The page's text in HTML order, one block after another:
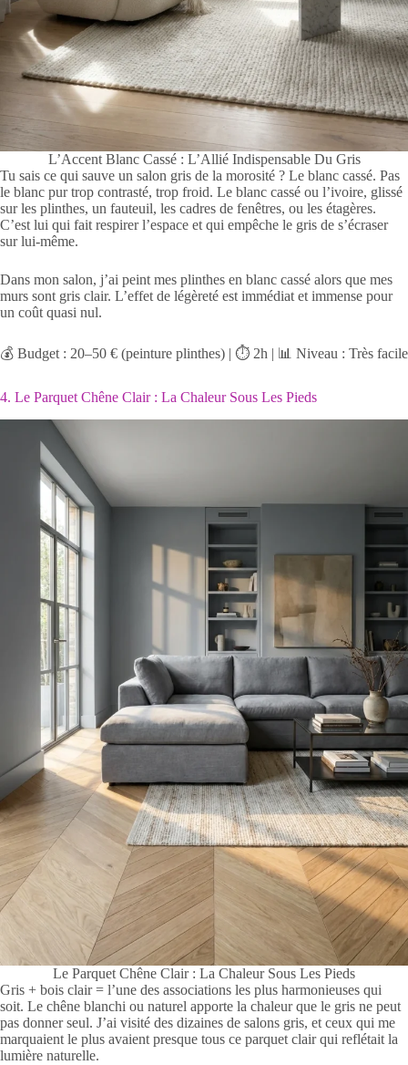
L’Accent Blanc Cassé : L’Allié Indispensable Du Gris
Tu sais ce qui sauve un salon gris de la morosité ? Le blanc cassé. Pas
le blanc pur trop contrasté, trop froid. Le blanc cassé ou l’ivoire, glissé
sur les plinthes, un fauteuil, les cadres de fenêtres, ou les étagères.
C’est lui qui fait respirer l’espace et qui empêche le gris de s’écraser
sur lui-même.
Dans mon salon, j’ai peint mes plinthes en blanc cassé alors que mes
murs sont gris clair. L’effet de légèreté est immédiat et immense pour
un coût quasi nul.
💰 Budget : 20–50 € (peinture plinthes) | ⏱️ 2h | 📊 Niveau : Très facile
4. Le Parquet Chêne Clair : La Chaleur Sous Les Pieds
Le Parquet Chêne Clair : La Chaleur Sous Les Pieds
Gris + bois clair = l’une des associations les plus harmonieuses qui
soit. Le chêne blanchi ou naturel apporte la chaleur que le gris ne peut
pas donner seul. J’ai visité des dizaines de salons gris, et ceux qui me
marquaient le plus avaient presque tous ce parquet clair qui reflétait la
lumière naturelle.